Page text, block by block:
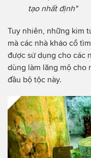
tạo nhất định"
Tuy nhiên, những kim
mà các nhà khảo cổ
được sử dụng cho các
dùng làm lăng mộ cho
đầu bộ tộc này.